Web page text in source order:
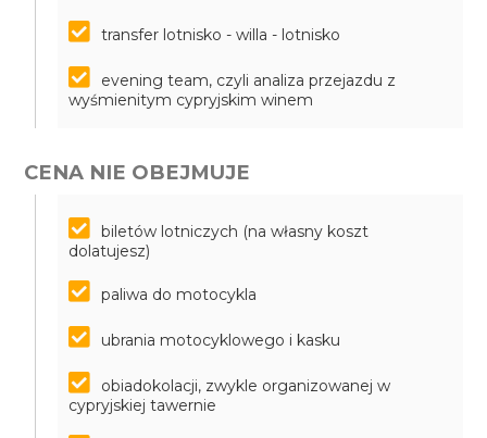
transfer lotnisko - willa - lotnisko
evening team, czyli analiza przejazdu z
wyśmienitym cypryjskim winem
CENA NIE OBEJMUJE
biletów lotniczych (na własny koszt
dolatujesz)
paliwa do motocykla
ubrania motocyklowego i kasku
obiadokolacji, zwykle organizowanej w
cypryjskiej tawernie